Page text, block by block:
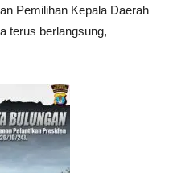
Pemilihan Kepala Daerah
terus berlangsung,